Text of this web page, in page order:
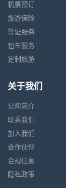
机票预订
旅游保险
签证服务
包车服务
定制旅游
关于我们
公司简介
联系我们
加入我们
合作伙伴
合规信息
隐私政策